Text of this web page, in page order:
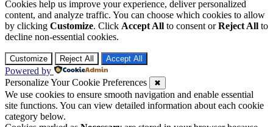
Cookies help us improve your experience, deliver personalized
content, and analyze traffic. You can choose which cookies to allow
by clicking Customize. Click Accept All to consent orReject All to
decline non-essential cookies.
Customize Reject All Accept All
Powered by
Personalize Your Cookie Preferences
✖
We use cookies to ensure smooth navigation and enable essential
site functions. You can view detailed information about each cookie
category below.